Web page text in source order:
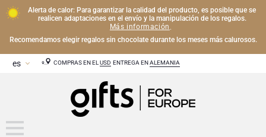
Alerta de calor: Para garantizar la calidad del producto, es posible que se
realicen adaptaciones en el envío y la manipulación de los regalos.
Más información .
Recomendamos elegir regalos sin chocolate durante los meses más calurosos.
COMPRAS EN ELUSD ENTREGA EN ALEMANIA